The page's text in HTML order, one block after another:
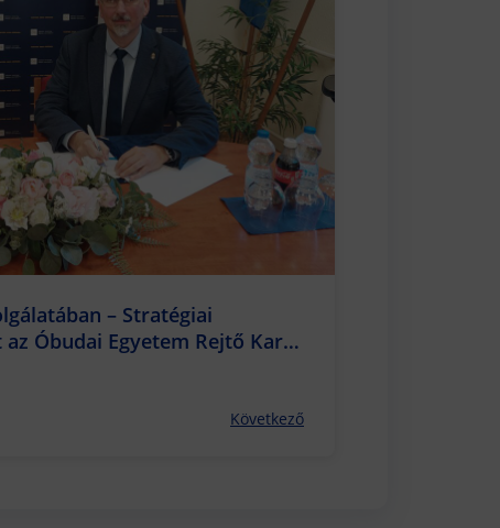
– Stratégiai
Óbudai Egyetem Rejtő Kara
Következő